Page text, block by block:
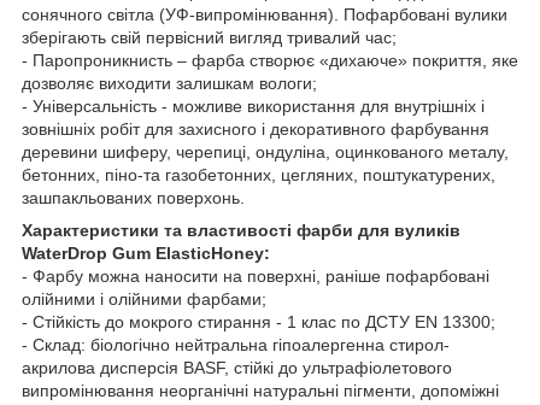
сонячного світла (УФ-випромінювання). Пофарбовані вулики
зберігають свій первісний вигляд тривалий час;
- Паропроникнисть – фарба створює «дихаюче» покриття, яке
дозволяє виходити залишкам вологи;
- Універсальність - можливе використання для внутрішніх і
зовнішніх робіт для захисного і декоративного фарбування
деревини шиферу, черепиці, ондуліна, оцинкованого металу,
бетонних, піно-та газобетонних, цегляних, поштукатурених,
зашпакльованих поверхонь.
Характеристики та властивості фарби для вуликів
WaterDrop Gum ElasticHoney:
- Фарбу можна наносити на поверхні, раніше пофарбовані
олійними і олійними фарбами;
- Стійкість до мокрого стирання - 1 клас по ДСТУ EN 13300;
- Склад: біологічно нейтральна гіпоалергенна стирол-
акрилова дисперсія BASF, стійкі до ультрафіолетового
випромінювання неорганічні натуральні пігменти, допоміжні